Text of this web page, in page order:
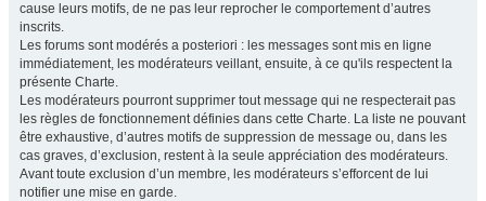
cause leurs motifs, de ne pas leur reprocher le comportement d’autres
inscrits.
Les forums sont modérés a posteriori : les messages sont mis en ligne
immédiatement, les modérateurs veillant, ensuite, à ce qu'ils respectent la
présente Charte.
Les modérateurs pourront supprimer tout message qui ne respecterait pas
les règles de fonctionnement définies dans cette Charte. La liste ne pouvant
être exhaustive, d’autres motifs de suppression de message ou, dans les
cas graves, d’exclusion, restent à la seule appréciation des modérateurs.
Avant toute exclusion d’un membre, les modérateurs s’efforcent de lui
notifier une mise en garde.